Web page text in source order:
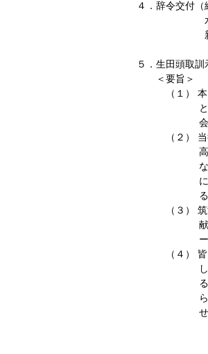
４．辞令交付
新入行員
５．生田頭取訓
＜要旨＞
（１）
（２）
（３）
（４）